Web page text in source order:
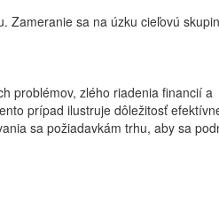
Zameranie sa na úzku cieľovú
problémov, zlého riadenia financií a
prípad ilustruje dôležitosť
sa požiadavkám trhu, aby sa